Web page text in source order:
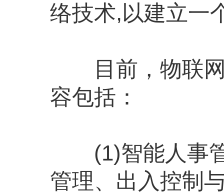
络技术,以建立一
目前，物联网
容包括：
(1)智能人事管
管理、出入控制